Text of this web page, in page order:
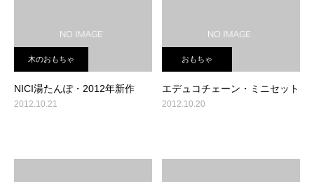
木のおもちゃ
NICI湯たんぽ・2012年新作
2012.10.21
おもちゃ
エデュコチェーン・ミニセット
2012.10.20